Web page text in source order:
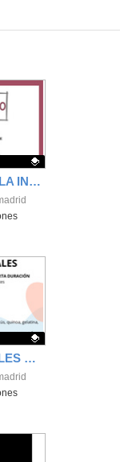
PROCESAMIENTO DE LA INFORMACIÓN
LISTADO DE MATERIALES DEL CEIP CONCHA ESPINA